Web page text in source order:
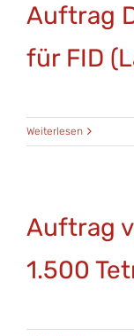
Auftrag
für FID
Weiterlesen
Auftrag
1.500